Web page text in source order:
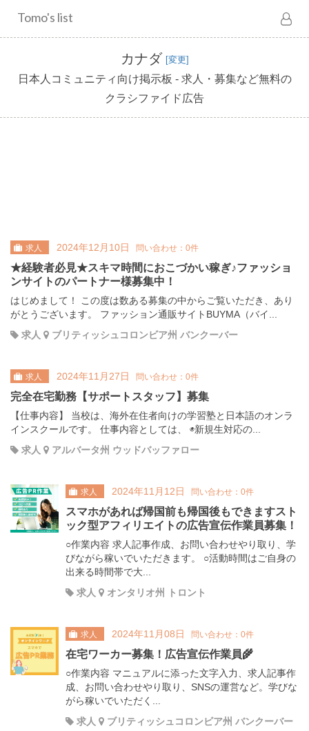
Tomo's list
カナダ [変更]
日本人コミュニティ向け掲示板 - 求人・募集など無料の
クラシファイド広告
求人 2024年12月10日 問い合わせ：0件
★経験者必見★スキマ時間におこづかい稼ぎ♪ファッショ
ンサイトのパートナー様募集中！
はじめまして！ この度は数ある募集の中からご覧いただき、あり
がとうございます。 ファッション通販サイトBUYMA（バイ...
求人
ブリティッシュコロンビア州 バンクーバー
求人 2024年11月27日 問い合わせ：0件
完全在宅勤務【サポートスタッフ】募集
【仕事内容】 当校は、海外在住者向けの学習塾と日本語のオンラ
インスクールです。 仕事内容としては、 ◉新規生対応の...
求人
アルバータ州 ウッドバッファロー
求人 2024年11月12日 問い合わせ：0件
スマホがあれば帰国前も帰国後もできますスト
ック型アフィリエイトの広告宣伝作業員募集！
○作業内容 求人記事作成、お問い合わせやり取り、学
びながら稼いでいただきます。 ○活動時間はご自身の
出来る時間帯で大...
求人
オンタリオ州 トロント
求人 2024年11月08日 問い合わせ：0件
在宅ワーカー募集！広告宣伝作業員🌾
○作業内容 マニュアルに添った文字入力、求人記事作
成、お問い合わせやり取り、SNSの運営など。学びな
がら稼いでいただく...
求人
ブリティッシュコロンビア州 バンクーバー